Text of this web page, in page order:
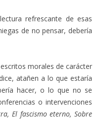
refrescante de esas
de no pensar, debería
morales de carácter
atañen a lo que estaría
hacer, o lo que no se
o intervenciones
El fascismo eterno, Sobre